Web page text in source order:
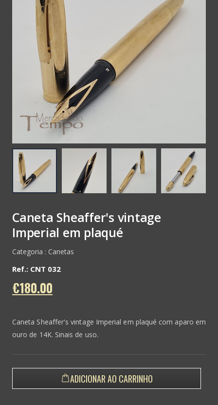
Caneta Sheaffer's vintage
Imperial em plaqué
Categoria : Canetas
Ref.: CNT 032
€180.00
Caneta Sheaffer's vintage Imperial em plaqué com aparo em
ouro de 14K. Sinais de uso.
ADICIONAR AO CARRINHO